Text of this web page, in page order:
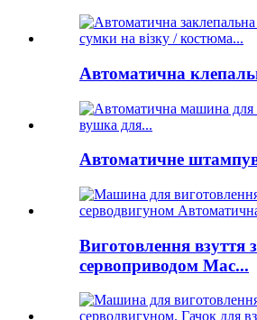
Автоматична
Автоматичне
Виготовлення взуття з
сервоприводом Mac...